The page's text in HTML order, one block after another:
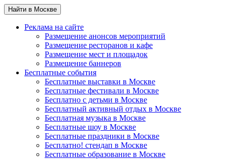
Найти в Москве
Реклама на сайте
Размещение анонсов мероприятий
Размещение ресторанов и кафе
Размещение мест и площадок
Размещение баннеров
Бесплатные события
Бесплатные выставки в Москве
Бесплатные фестивали в Москве
Бесплатно с детьми в Москве
Бесплатный активный отдых в Москве
Бесплатная музыка в Москве
Бесплатные шоу в Москве
Бесплатные праздники в Москве
Бесплатно! стендап в Москве
Бесплатные образование в Москве